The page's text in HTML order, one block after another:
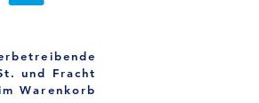
und Fracht
Warenkorb